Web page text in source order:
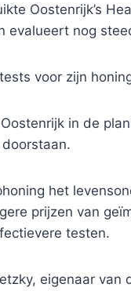
Oostenrijk’s
evalueert nog
voor zijn
in de
het
prijzen van
testen.
eigenaar van